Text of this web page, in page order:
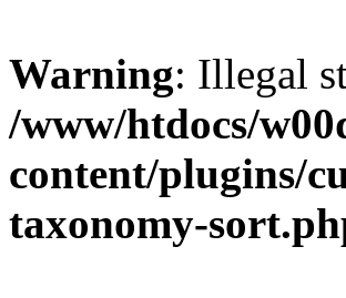
Warning: Illegal
/www/htdocs/
content/plugins/
taxonomy-